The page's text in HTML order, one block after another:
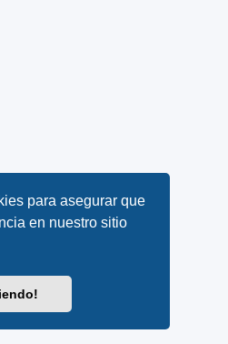
para asegurar que
en nuestro sitio